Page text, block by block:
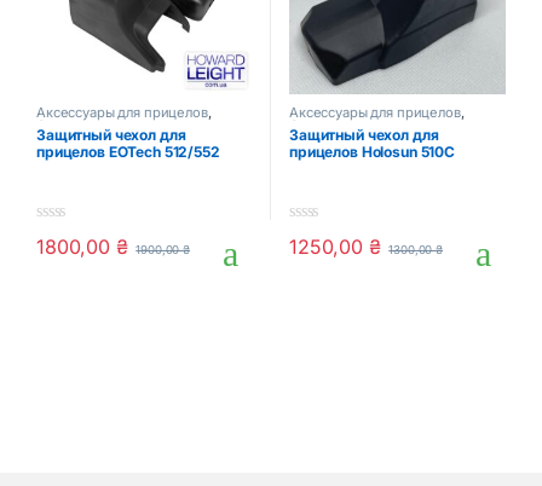
Аксессуары для прицелов,
Оптика и прицелы
Защитный чехол для
прицелов EOTech 512/552
0
o
1800,00 ₴ 1900,00₴
Аксессуары для прицелов,
Оптика и прицелы
Защитный чехол для
прицелов Holosun 510C
0
o
1250,00 ₴ 1300,00₴